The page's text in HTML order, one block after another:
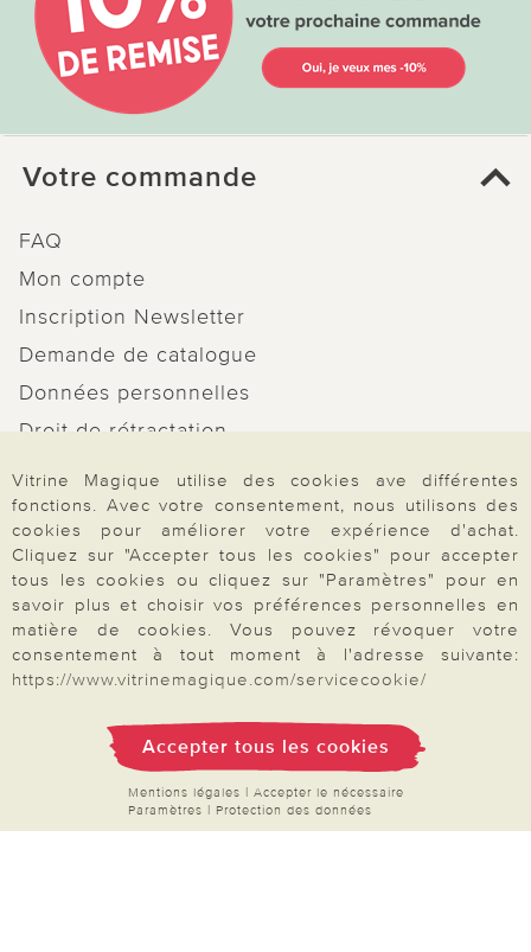
Votre commande
FAQ
Mon compte
Inscription Newsletter
Demande de catalogue
Données personnelles
Droit de rétractation
Rétractation
Paiement & Livraison
À propos de nous
Besoin d'aide?
Vitrine Magique utilise des cookies ave différentes
fonctions. Avec votre consentement, nous utilisons des
cookies pour améliorer votre expérience d'achat.
Cliquez sur "Accepter tous les cookies" pour accepter
tous les cookies ou cliquez sur "Paramètres" pour en
savoir plus et choisir vos préférences personnelles en
matière de cookies. Vous pouvez révoquer votre
consentement à tout moment à l'adresse suivante:
https://www.vitrinemagique.com/servicecookie/
Accepter tous les cookies
Mentions légales | Accepter le nécessaire
Paramètres | Protection des données